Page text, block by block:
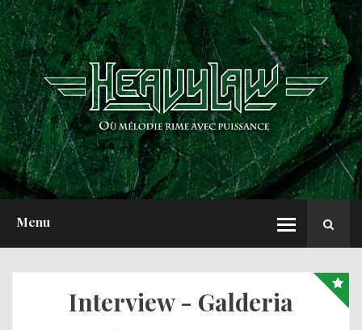
Menu
ACCUEIL
NEWS
CHRONIQUES
INTERVIEWS
REPORTS
A PROPOS
Interview - Galderia